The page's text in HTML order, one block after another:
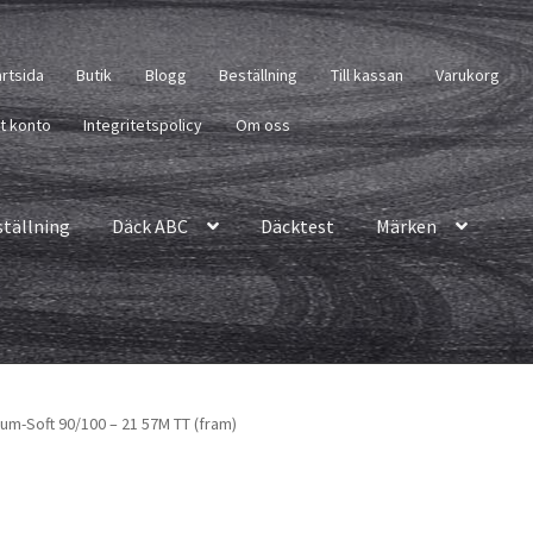
Butik Blogg Beställning Till kassan Varukorg
konto Integritetspolicy Om oss
Däck ABC Däcktest Märken
Soft 90/100 – 21 57M TT (fram)